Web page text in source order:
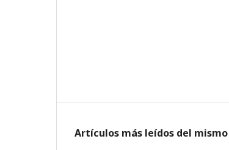
Artículos más leídos del